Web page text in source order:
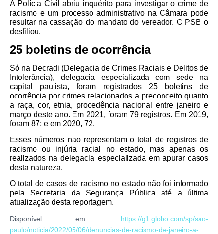
A Polícia Civil abriu inquérito para investigar o crime de
racismo e um processo administrativo na Câmara pode
resultar na cassação do mandato do vereador. O PSB o
desfiliou.
25 boletins de ocorrência
Só na Decradi (Delegacia de Crimes Raciais e Delitos de
Intolerância), delegacia especializada com sede na
capital paulista, foram registrados 25 boletins de
ocorrência por crimes relacionados a preconceito quanto
a raça, cor, etnia, procedência nacional entre janeiro e
março deste ano. Em 2021, foram 79 registros. Em 2019,
foram 87; e em 2020, 72.
Esses números não representam o total de registros de
racismo ou injúria racial no estado, mas apenas os
realizados na delegacia especializada em apurar casos
desta natureza.
O total de casos de racismo no estado não foi informado
pela Secretaria da Segurança Pública até a última
atualização desta reportagem.
Disponível em: https://g1.globo.com/sp/sao-
paulo/noticia/2022/05/06/denuncias-de-racismo-de-janeiro-a-